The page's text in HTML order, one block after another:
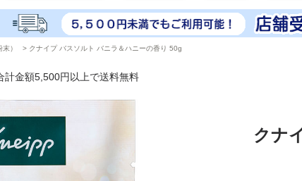
） > クナイプ バスソルト バニラ＆ハニーの香り 50g
計金額5,500円以上で送料無料
クナ